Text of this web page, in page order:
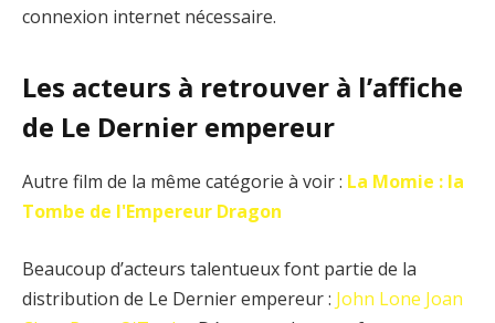
connexion internet nécessaire.
Les acteurs à retrouver à l’affiche
de Le Dernier empereur
Autre film de la même catégorie à voir : La Momie : la
Tombe de l'Empereur Dragon
Beaucoup d’acteurs talentueux font partie de la
distribution de Le Dernier empereur : John Lone Joan